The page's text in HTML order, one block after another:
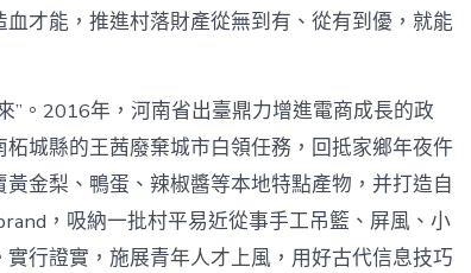
才能，推進村落財產從無到有、從有到優，就能
”。2016年，河南省出臺鼎力增進電商成長的政
城縣的王茜廢棄城市白領任務，回抵家鄉年夜仵
金梨、鴨蛋、辣椒醬等本地特點產物，并打造自
，吸納一批村平易近從事手工吊籃、屏風、小
行證實，施展青年人才上風，用好古代信息技巧